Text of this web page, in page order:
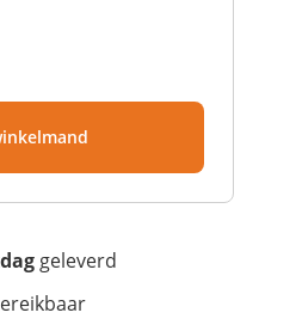
geleverd